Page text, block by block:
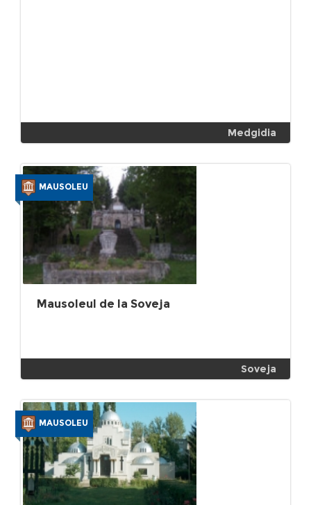
Medgidia
MAUSOLEU
Mausoleul de la Soveja
Soveja
MAUSOLEU